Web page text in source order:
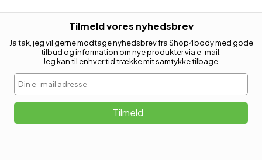
Tilmeld vores nyhedsbrev
Ja tak, jeg vil gerne modtage nyhedsbrev fra Shop4body med gode
tilbud og information om nye produkter via e-mail.
Jeg kan til enhver tid trække mit samtykke tilbage.
Din e-mail adresse
Tilmeld